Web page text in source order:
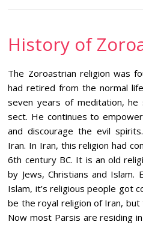
History of
The Zoroastrian religion was
had retired from the normal
seven years of meditation,
sect. He continues to
and discourage the evil
Iran. In Iran, this religion had
6th century BC. It is an old
by Jews, Christians and
Islam, it’s religious people got
be the royal religion of Iran,
Now most Parsis are residing